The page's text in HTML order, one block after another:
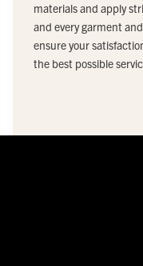
materials and apply
and every garment
ensure your
the best possible